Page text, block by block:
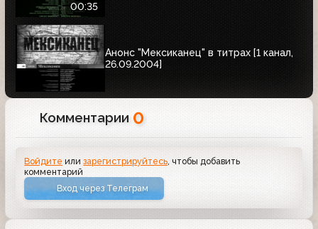
00:35
Анонс "Мексиканец" в титрах [1 канал,
26.09.2004]
Комментарии 0
Войдите илизарегистрируйтесь , чтобы добавить
комментарий
Вход через Телеграм